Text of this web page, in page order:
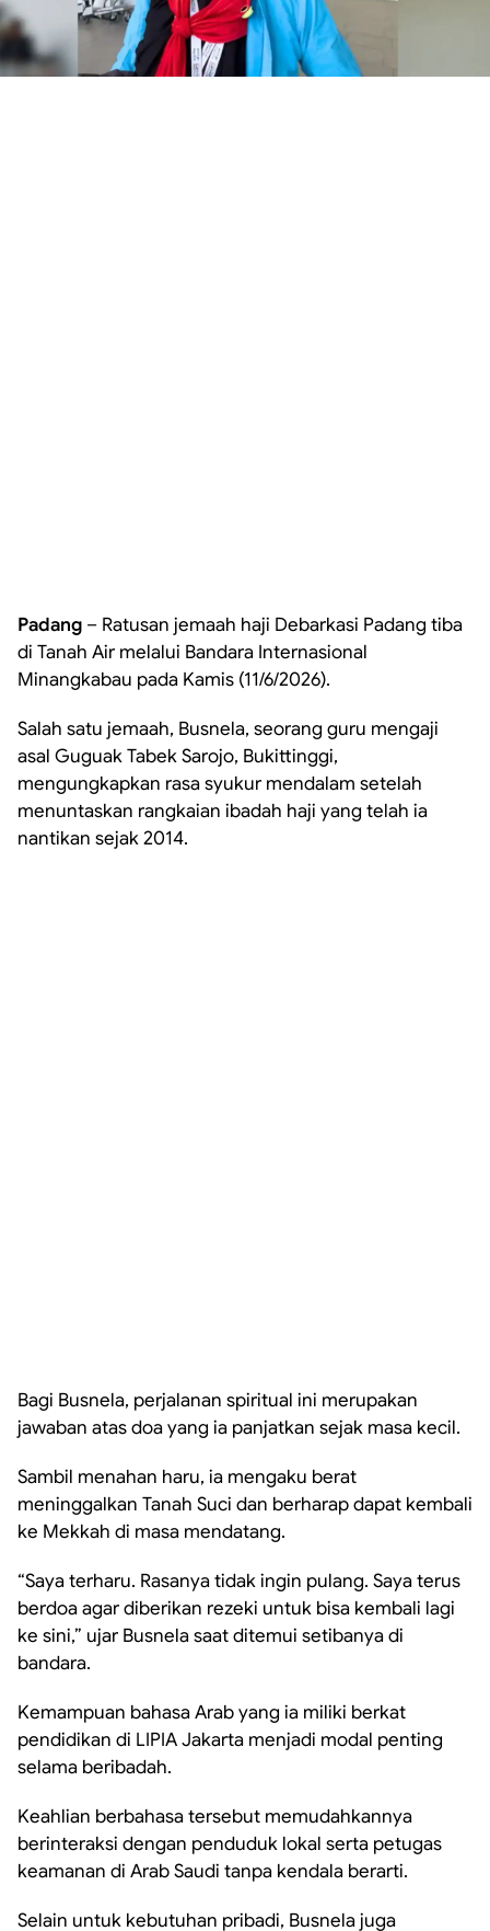
Padang – Ratusan jemaah haji Debarkasi Padang tiba
di Tanah Air melalui Bandara Internasional
Minangkabau pada Kamis (11/6/2026).
Salah satu jemaah, Busnela, seorang guru mengaji
asal Guguak Tabek Sarojo, Bukittinggi,
mengungkapkan rasa syukur mendalam setelah
menuntaskan rangkaian ibadah haji yang telah ia
nantikan sejak 2014.
Bagi Busnela, perjalanan spiritual ini merupakan
jawaban atas doa yang ia panjatkan sejak masa kecil.
Sambil menahan haru, ia mengaku berat
meninggalkan Tanah Suci dan berharap dapat kembali
ke Mekkah di masa mendatang.
“Saya terharu. Rasanya tidak ingin pulang. Saya terus
berdoa agar diberikan rezeki untuk bisa kembali lagi
ke sini,” ujar Busnela saat ditemui setibanya di
bandara.
Kemampuan bahasa Arab yang ia miliki berkat
pendidikan di LIPIA Jakarta menjadi modal penting
selama beribadah.
Keahlian berbahasa tersebut memudahkannya
berinteraksi dengan penduduk lokal serta petugas
keamanan di Arab Saudi tanpa kendala berarti.
Selain untuk kebutuhan pribadi, Busnela juga